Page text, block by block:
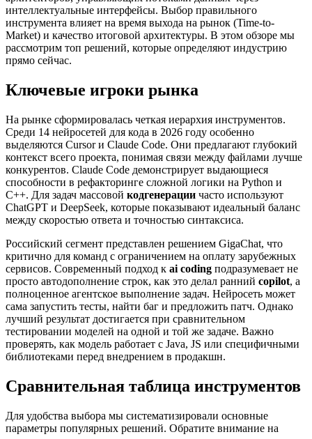
интеллектуальные интерфейсы. Выбор правильного
инструмента влияет на время выхода на рынок (Time-to-
Market) и качество итоговой архитектуры. В этом обзоре мы
рассмотрим топ решений, которые определяют индустрию
прямо сейчас.
Ключевые игроки рынка
На рынке сформировалась четкая иерархия инструментов.
Среди 14 нейросетей для кода в 2026 году особенно
выделяются Cursor и Claude Code. Они предлагают глубокий
контекст всего проекта, понимая связи между файлами лучше
конкурентов. Claude Code демонстрирует выдающиеся
способности в рефакторинге сложной логики на Python и
C++. Для задач массовой кодгенерации часто используют
ChatGPT и DeepSeek, которые показывают идеальный баланс
между скоростью ответа и точностью синтаксиса.
Российский сегмент представлен решением GigaChat, что
критично для команд с ограничением на оплату зарубежных
сервисов. Современный подход к ai coding подразумевает не
просто автодополнение строк, как это делал ранний copilot, а
полноценное агентское выполнение задач. Нейросеть может
сама запустить тесты, найти баг и предложить патч. Однако
лучший результат достигается при сравнительном
тестировании моделей на одной и той же задаче. Важно
проверять, как модель работает с Java, JS или специфичными
библиотеками перед внедрением в продакшн.
Сравнительная таблица инструментов
Для удобства выбора мы систематизировали основные
параметры популярных решений. Обратите внимание на